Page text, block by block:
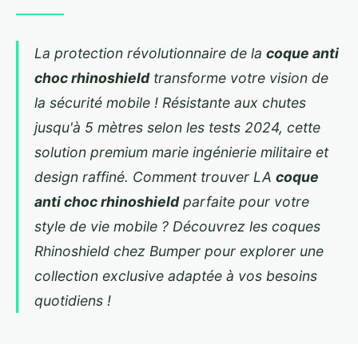
La protection révolutionnaire de la coque anti
choc rhinoshieldtransforme votre vision de
la sécurité mobile ! Résistante aux chutes
jusqu'à 5 mètres selon les tests 2024, cette
solution premium marie ingénierie militaire et
design raffiné. Comment trouver LA coque
anti choc rhinoshieldparfaite pour votre
style de vie mobile ? Découvrez les coques
Rhinoshield chez Bumper pour explorer une
collection exclusive adaptée à vos besoins
quotidiens !